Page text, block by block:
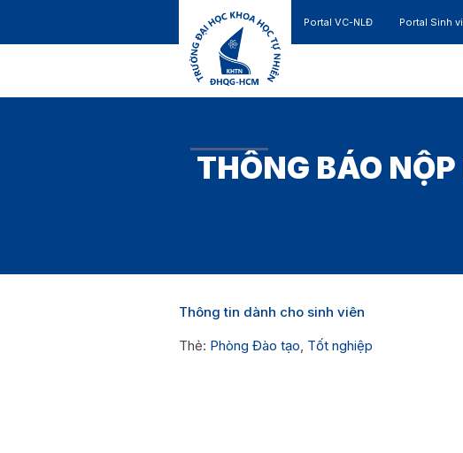
Portal VC-NLĐ Portal Sinh
THÔNG BÁO
Thông tin dành cho sinh viên
Thẻ: Phòng Đào tạo, Tốt nghiệp